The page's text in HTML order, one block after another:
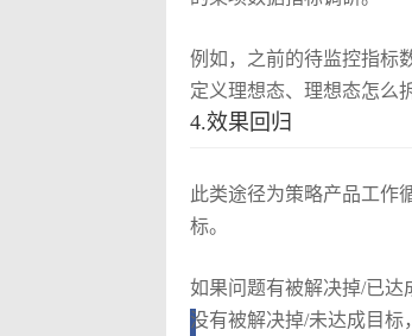
例如，之前的待监控指标
定义理想态、理想态怎么
4.效果回归
此类途径为策略产品工作
标。
如果问题有被解决掉/已达
没有被解决掉/未达成目